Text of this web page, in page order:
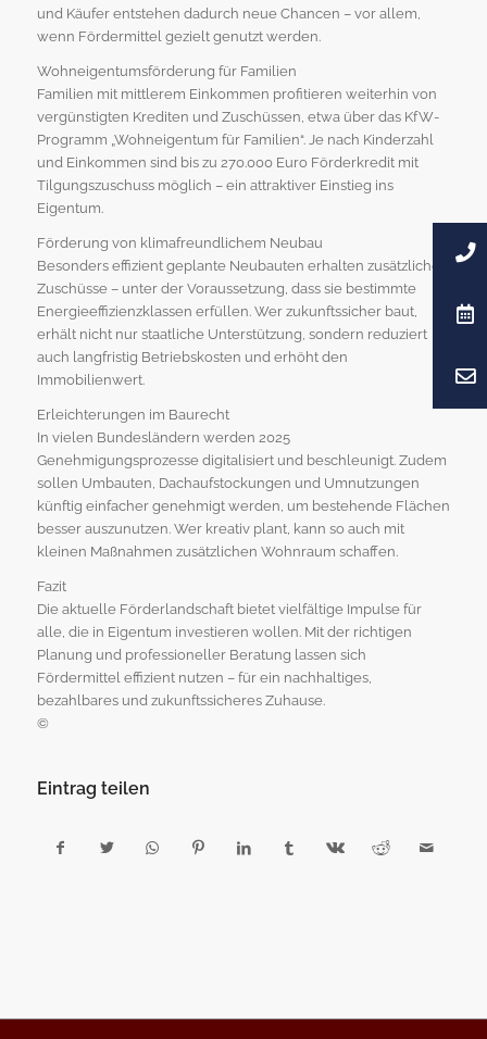
und Käufer entstehen dadurch neue Chancen – vor allem,
wenn Fördermittel gezielt genutzt werden.
Wohneigentumsförderung für Familien
Familien mit mittlerem Einkommen profitieren weiterhin von
vergünstigten Krediten und Zuschüssen, etwa über das KfW-
Programm „Wohneigentum für Familien“. Je nach Kinderzahl
und Einkommen sind bis zu 270.000 Euro Förderkredit mit
Tilgungszuschuss möglich – ein attraktiver Einstieg ins
Eigentum.
Förderung von klimafreundlichem Neubau
Besonders effizient geplante Neubauten erhalten zusätzliche
Zuschüsse – unter der Voraussetzung, dass sie bestimmte
Energieeffizienzklassen erfüllen. Wer zukunftssicher baut,
erhält nicht nur staatliche Unterstützung, sondern reduziert
auch langfristig Betriebskosten und erhöht den
Immobilienwert.
Erleichterungen im Baurecht
In vielen Bundesländern werden 2025
Genehmigungsprozesse digitalisiert und beschleunigt. Zudem
sollen Umbauten, Dachaufstockungen und Umnutzungen
künftig einfacher genehmigt werden, um bestehende Flächen
besser auszunutzen. Wer kreativ plant, kann so auch mit
kleinen Maßnahmen zusätzlichen Wohnraum schaffen.
Fazit
Die aktuelle Förderlandschaft bietet vielfältige Impulse für
alle, die in Eigentum investieren wollen. Mit der richtigen
Planung und professioneller Beratung lassen sich
Fördermittel effizient nutzen – für ein nachhaltiges,
bezahlbares und zukunftssicheres Zuhause.
©
Eintrag teilen